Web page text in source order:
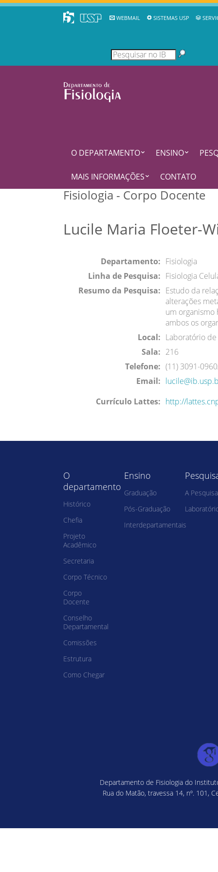
WEBMAIL SISTEMAS USP
O DEPARTAMENTO ENSINO
MAIS INFORMAÇÕES CONTATO
Fisiologia - Corpo Docente
Lucile Maria Floeter-
Departamento: Fisiologia
Linha de Pesquisa: Fisiologia
Resumo da Pesquisa: Estudo da
alterações
um organismo
ambos os
Local: Laboratório
Sala: 216
Telefone: (11) 3091-
Email:
Currículo Lattes: http://
O
departamento
Histórico
Chefia
Projeto
Acadêmico
Secretaria
Corpo Técnico
Corpo
Docente
Conselho
Departamental
Comissões
Estrutura
Como Chegar
Ensino
Graduação
Pós-Graduação
Interdepartamentais
A Pesquisa
Departamento de Fisiologia do
Rua do Matão, travessa 14, nº. 101,